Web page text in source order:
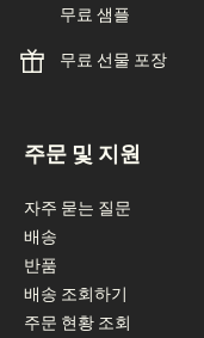
무료 샘플
무료 선물 포장
주문 및 지원
자주 묻는 질문
배송
반품
배송 조회하기
주문 현황 조회